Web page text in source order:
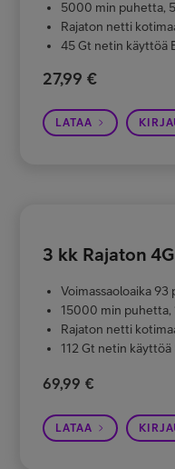
5000 min puhetta,
Rajaton netti
45 Gt netin käyttöä
27,99 €
LATAA
3 kk Rajaton
Voimassaoloaika 93
15000 min puhetta,
Rajaton netti
112 Gt netin käyttöä
69,99 €
LATAA